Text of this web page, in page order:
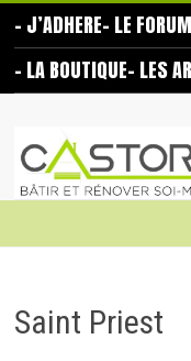
content
– J’ADHERE– LE FORUM
– LA BOUTIQUE– LES
Castors
même
Saint Priest